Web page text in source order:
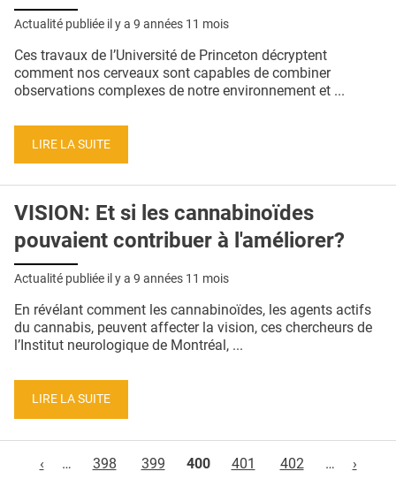
Actualité publiée il y a 9 années 11 mois
Ces travaux de l’Université de Princeton décryptent
comment nos cerveaux sont capables de combiner
observations complexes de notre environnement et ...
LIRE LA SUITE
VISION: Et si les cannabinoïdes
pouvaient contribuer à l'améliorer?
Actualité publiée il y a 9 années 11 mois
En révélant comment les cannabinoïdes, les agents actifs
du cannabis, peuvent affecter la vision, ces chercheurs de
l’Institut neurologique de Montréal, ...
LIRE LA SUITE
‹
… 398 399 400 401 402 … ›